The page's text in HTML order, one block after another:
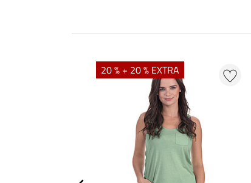
20 % + 20 % EXTRA